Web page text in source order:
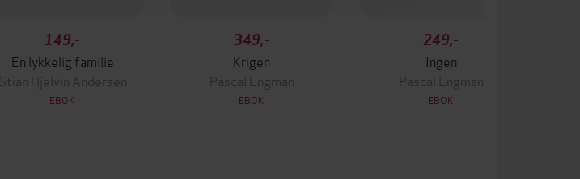
149,-
En lykkelig familie
Stian Hjelvin Andersen
EBOK
349,-
Krigen
Pascal Engman
EBOK
249,-
Ingen
Pascal Engman
EBOK